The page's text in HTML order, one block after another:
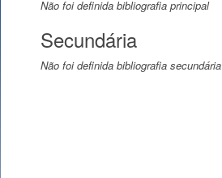
Não foi definida bibliografia principal
Secundária
Não foi definida bibliografia secundária